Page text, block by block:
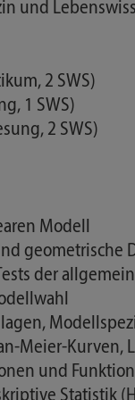
und
2 SWS)
1 SWS)
2 SWS)
Modell
geometrische
der
Meier-Kurven,
und